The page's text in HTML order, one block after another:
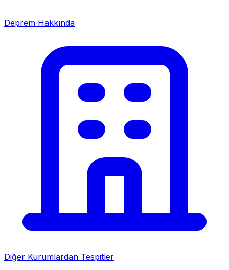
Deprem Hakkında
Diğer Kurumlardan Tespitler